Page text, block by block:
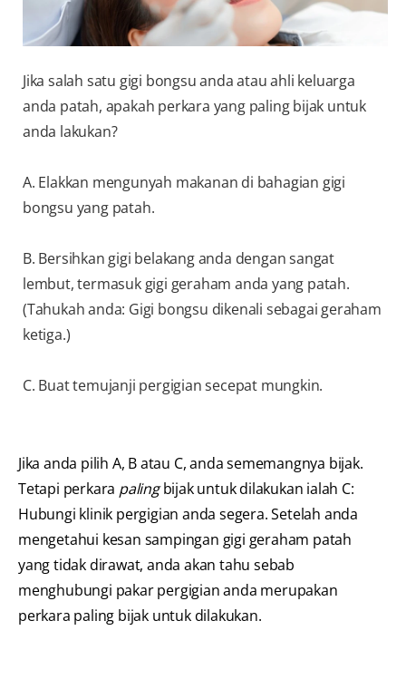
Jika salah satu gigi bongsu anda atau ahli keluarga
anda patah, apakah perkara yang paling bijak untuk
anda lakukan?
A. Elakkan mengunyah makanan di bahagian gigi
bongsu yang patah.
B. Bersihkan gigi belakang anda dengan sangat
lembut, termasuk gigi geraham anda yang patah.
(Tahukah anda: Gigi bongsu dikenali sebagai geraham
ketiga.)
C. Buat temujanji pergigian secepat mungkin.
Jika anda pilih A, B atau C, anda sememangnya bijak.
Tetapi perkara palingbijak untuk dilakukan ialah C:
Hubungi klinik pergigian anda segera. Setelah anda
mengetahui kesan sampingan gigi geraham patah
yang tidak dirawat, anda akan tahu sebab
menghubungi pakar pergigian anda merupakan
perkara paling bijak untuk dilakukan.